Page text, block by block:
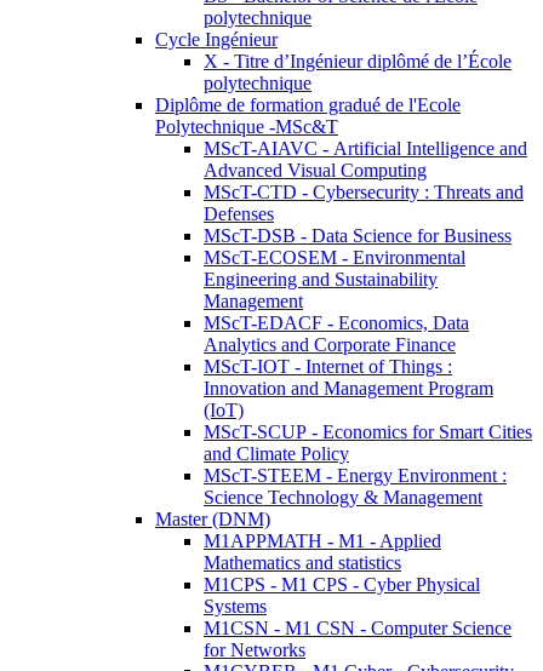
polytechnique
Cycle Ingénieur
X - Titre d’Ingénieur diplômé de l’École
polytechnique
Diplôme de formation gradué de l'Ecole
Polytechnique -MSc&T
MScT-AIAVC - Artificial Intelligence and
Advanced Visual Computing
MScT-CTD - Cybersecurity : Threats and
Defenses
MScT-DSB - Data Science for Business
MScT-ECOSEM - Environmental
Engineering and Sustainability
Management
MScT-EDACF - Economics, Data
Analytics and Corporate Finance
MScT-IOT - Internet of Things :
Innovation and Management Program
(IoT)
MScT-SCUP - Economics for Smart Cities
and Climate Policy
MScT-STEEM - Energy Environment :
Science Technology & Management
Master (DNM)
M1APPMATH - M1 - Applied
Mathematics and statistics
M1CPS - M1 CPS - Cyber Physical
Systems
M1CSN - M1 CSN - Computer Science
for Networks